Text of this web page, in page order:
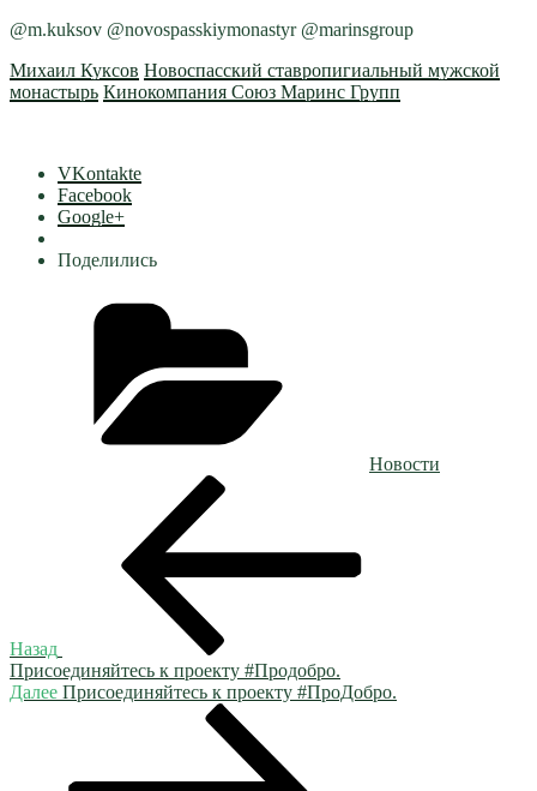
@m.kuksov @novospasskiymonastyr @marinsgroup
Михаил Куксов Новоспасский ставропигиальный мужской
монастырь Кинокомпания Союз Маринс Групп
VKontakte
Facebook
Google+
Поделились
Новости
Назад
Присоединяйтесь к проекту #Продобро.
Следующая
Далее Присоединяйтесь к проекту #ПроДобро.